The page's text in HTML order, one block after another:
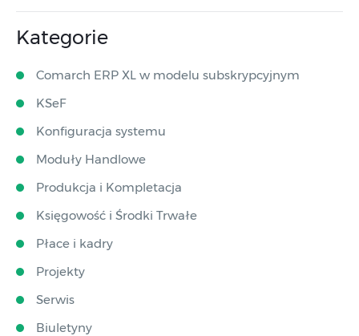
Kategorie
Comarch ERP XL w modelu subskrypcyjnym
KSeF
Konfiguracja systemu
Moduły Handlowe
Produkcja i Kompletacja
Księgowość i Środki Trwałe
Płace i kadry
Projekty
Serwis
Biuletyny